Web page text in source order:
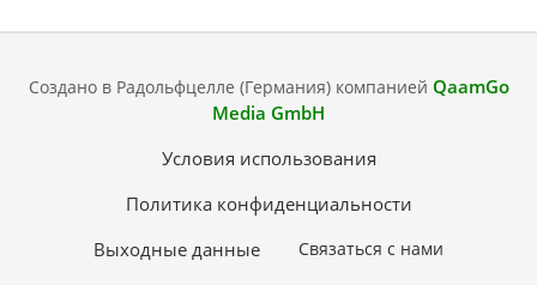
Создано в Радольфцелле (Германия) компанией QaamGo
Media GmbH
Условия использования
Политика конфиденциальности
Выходные данные
Связаться с нами